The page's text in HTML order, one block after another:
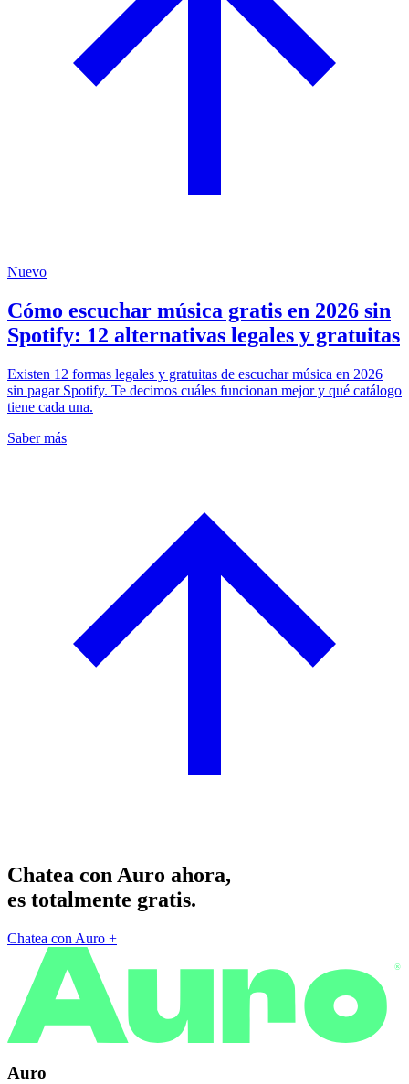
Nuevo
Cómo escuchar música gratis en 2026 sin
Spotify: 12 alternativas legales y gratuitas
Existen 12 formas legales y gratuitas de escuchar música en 2026
sin pagar Spotify. Te decimos cuáles funcionan mejor y qué catálogo
tiene cada una.
Saber más
Chatea con Auro ahora,
es totalmente gratis.
Chatea con Auro +
®
Auro